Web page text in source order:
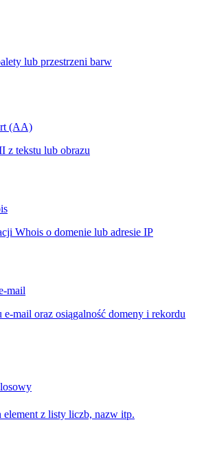
lub przestrzeni barw
(AA)
z tekstu lub obrazu
Whois o domenie lub adresie IP
mail
e-mail oraz osiągalność domeny i rekordu
z listy liczb, nazw itp.